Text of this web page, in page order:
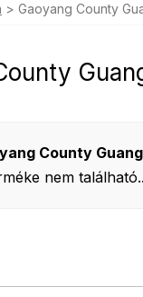
Gaoyang County
County
nem